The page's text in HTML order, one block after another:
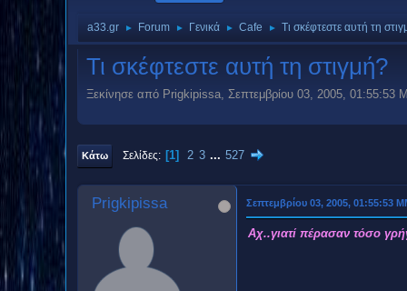
a33.gr ► Forum ► Γενικά ► Cafe ► Τι σκέφτεστε αυτή τη
Τι σκέφτεστε αυτή τη στιγμή?
Ξεκίνησε από Prigkipissa, Σεπτεμβρίου 03, 2005, 01:55:53
Κάτω Σελίδες 1 2 3 ... 527
Prigkipissa Σεπτεμβρίου 03, 2005, 01:55:53
Αχ..γιατί πέρασαν τόσο